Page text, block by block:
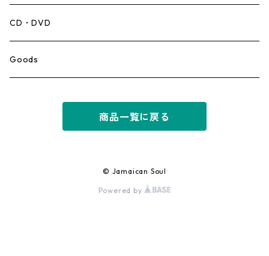
Mento,Calypso,Ballad
Ska
CD・DVD
Goods
商品一覧に戻る
© Jamaican Soul
Powered by